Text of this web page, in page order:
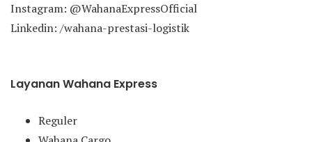
Instagram: @WahanaExpressOfficial
Linkedin: /wahana-prestasi-logistik
Layanan Wahana Express
Reguler